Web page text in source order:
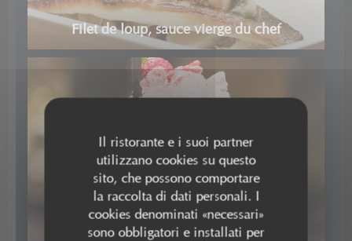
Il ristorante e i suoi partner
utilizzano cookies su questo
sito, che possono comportare
la raccolta di dati personali. I
cookies denominati «necessari»
sono obbligatori e installati per
Filet de loup, sauce vierge du chef